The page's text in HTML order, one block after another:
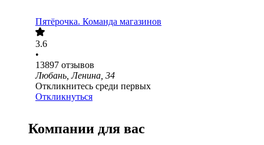
Пятёрочка. Команда магазинов
3.6
•
13897 отзывов
Любань, Ленина, 34
Откликнитесь среди первых
Откликнуться
Компании для вас